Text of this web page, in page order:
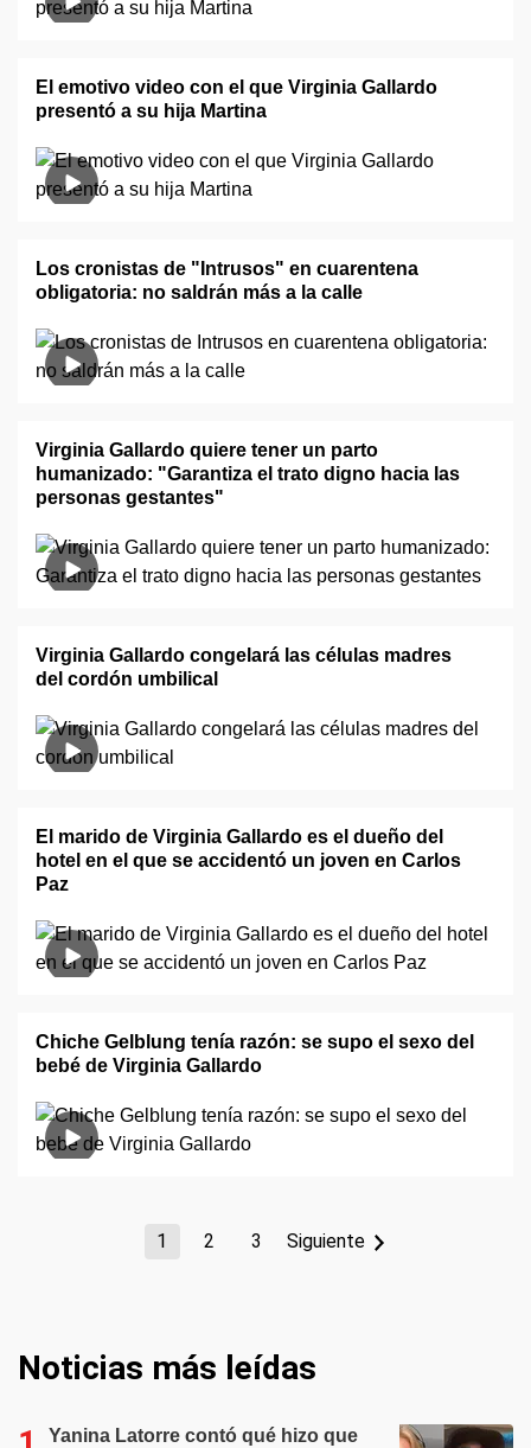
El emotivo video con el que Virginia Gallardo
presentó a su hija Martina
Los cronistas de "Intrusos" en cuarentena
obligatoria: no saldrán más a la calle
Virginia Gallardo quiere tener un parto
humanizado: "Garantiza el trato digno hacia las
personas gestantes"
Virginia Gallardo congelará las células madres
del cordón umbilical
El marido de Virginia Gallardo es el dueño del
hotel en el que se accidentó un joven en Carlos
Paz
Chiche Gelblung tenía razón: se supo el sexo del
bebé de Virginia Gallardo
1 2 3 Siguiente
Noticias más leídas
Yanina Latorre contó qué hizo que